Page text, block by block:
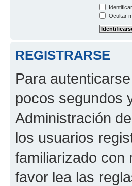
Ocultar
REGISTRARSE
Para
pocos segundos
Administración
los usuarios
familiarizado con
favor lea las